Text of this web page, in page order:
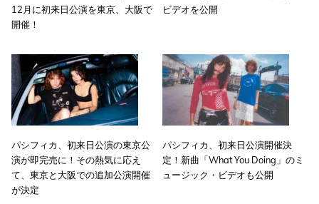
12月に初来日公演を東京、大阪で
開催！
ビデオを公開
パシフィカ、初来日公演の東京公
演が即完売に！その熱気に応え
て、東京と大阪での追加公演開催
が決定
パシフィカ、初来日公演開催決
定！新曲「What You Doing」のミ
ュージック・ビデオも公開